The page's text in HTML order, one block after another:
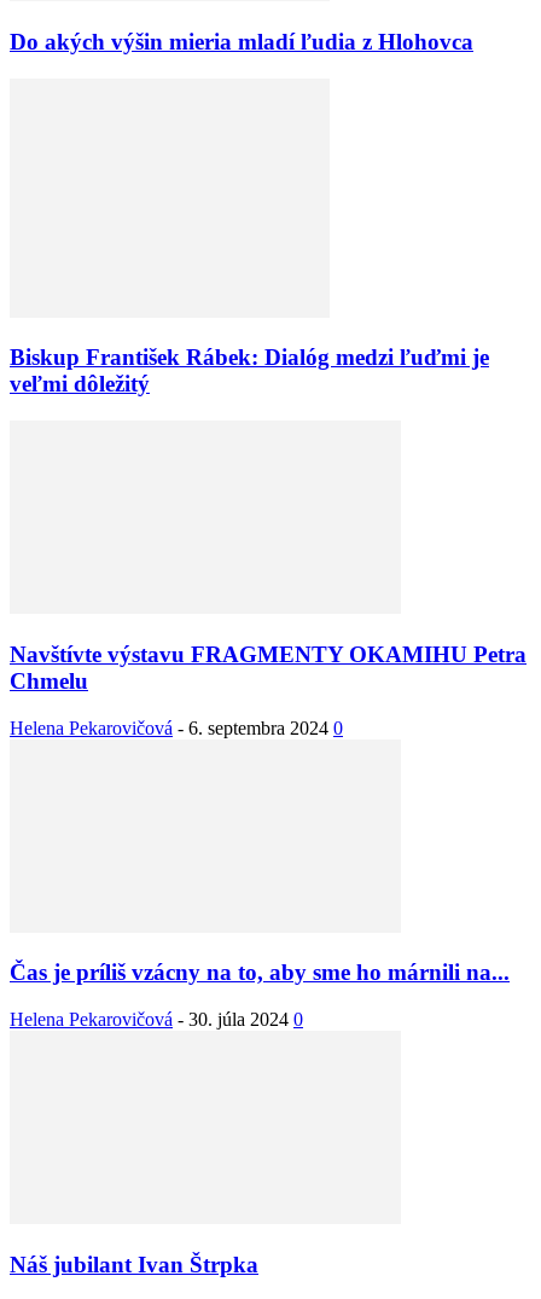
Do akých výšin mieria mladí ľudia z Hlohovca
Biskup František Rábek: Dialóg medzi ľuďmi je
veľmi dôležitý
Navštívte výstavu FRAGMENTY OKAMIHU Petra
Chmelu
Helena Pekarovičová - 6. septembra 2024 0
Čas je príliš vzácny na to, aby sme ho márnili na...
Helena Pekarovičová - 30. júla 2024 0
Náš jubilant Ivan Štrpka